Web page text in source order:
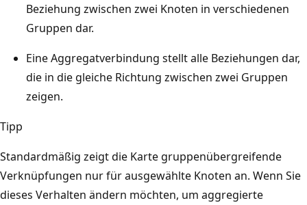
Beziehung zwischen zwei Knoten in verschiedenen
Gruppen dar.
Eine Aggregatverbindung stellt alle Beziehungen dar,
die in die gleiche Richtung zwischen zwei Gruppen
zeigen.
Tipp
Standardmäßig zeigt die Karte gruppenübergreifende
Verknüpfungen nur für ausgewählte Knoten an. Wenn Sie
dieses Verhalten ändern möchten, um aggregierte